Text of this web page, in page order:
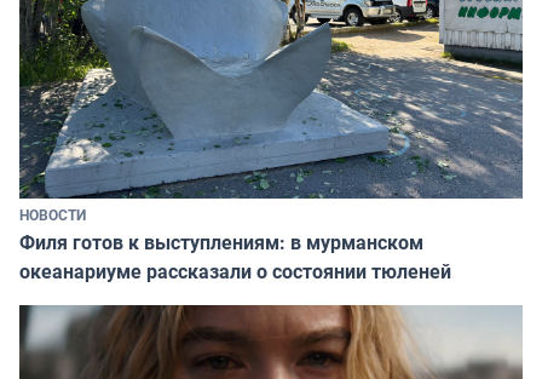
НОВОСТИ
Филя готов к выступлениям: в мурманском
океанариуме рассказали о состоянии тюленей